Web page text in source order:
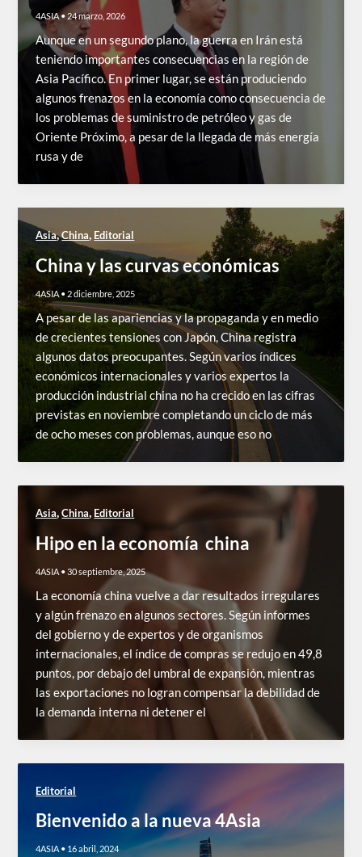
4ASIA• 24 marzo, 2026
Aunque en un segundo plano, la guerra en Irán está
teniendo importantes consecuencias en la región de
Asia Pacífico. En primer lugar, se están produciendo
algunos frenazos en la economía como consecuencia de
los problemas de suministro de petróleo y gas de
Oriente Próximo, a pesar de la llegada de más energía
rusa y de
Asia,China, Editorial
China y las curvas económicas
4ASIA • 2 diciembre, 2025
A pesar de las apariencias y la propaganda y en medio
de crecientes tensiones con Japón, China registra
algunos datos preocupantes. Según varios índices
económicos internacionales y varios expertos la
producción industrial china no ha crecido en las cifras
previstas en noviembre completando un ciclo de más
de ocho meses con problemas, aunque eso no
Asia,China, Editorial
Hipo en la economía china
4ASIA •30 septiembre, 2025
La economía china vuelve a dar resultados irregulares
y algún frenazo en algunos sectores. Según informes
del gobierno y de expertos y de organismos
internacionales, el índice de compras se redujo en 49,8
puntos, por debajo del umbral de expansión, mientras
las exportaciones no logran compensar la debilidad de
la demanda interna ni detener el
Editorial
Bienvenido a la nueva 4Asia​
4ASIA • 16 abril, 2024